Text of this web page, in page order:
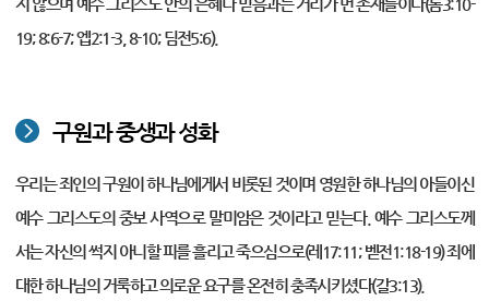
지 않으며 예수 그리스도 안의 은혜나 믿음과는 거리가 먼 존재들이다(롬3:10-
19; 8:6-7; 엡2:1-3, 8-10; 딤전5:6).
구원과 중생과 성화
우리는 죄인의 구원이 하나님에게서 비롯된 것이며 영원한 하나님의 아들이신
예수 그리스도의 중보 사역으로 말미암은 것이라고 믿는다. 예수 그리스도께
서는 자신의 썩지 아니할 피를 흘리고 죽으심으로(레17:11; 벧전1:18-19) 죄에
대한 하나님의 거룩하고 의로운 요구를 온전히 충족시키셨다(갈3:13).